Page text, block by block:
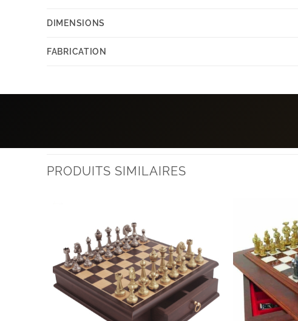
DIMENSIONS
FABRICATION
PRODUITS SIMILAIRES